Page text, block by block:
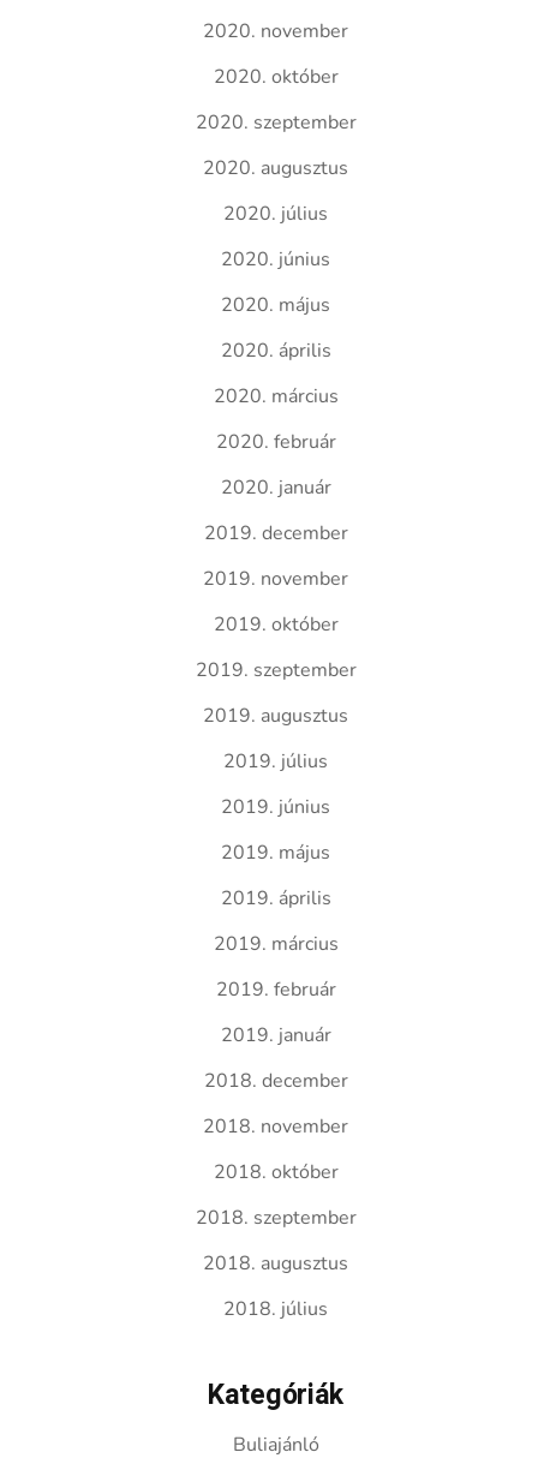
2020. november
2020. október
2020. szeptember
2020. augusztus
2020. július
2020. június
2020. május
2020. április
2020. március
2020. február
2020. január
2019. december
2019. november
2019. október
2019. szeptember
2019. augusztus
2019. július
2019. június
2019. május
2019. április
2019. március
2019. február
2019. január
2018. december
2018. november
2018. október
2018. szeptember
2018. augusztus
2018. július
Kategóriák
Buliajánló